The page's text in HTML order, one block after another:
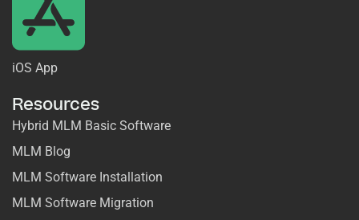
iOS App
Resources
Hybrid MLM Basic Software
MLM Blog
MLM Software Installation
MLM Software Migration